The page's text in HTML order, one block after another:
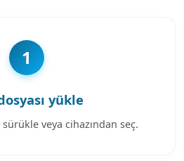
1
yükle
veya cihazından seç.